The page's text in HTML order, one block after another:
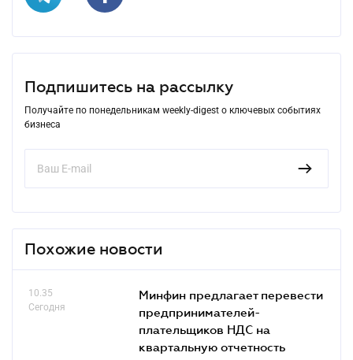
Подпишитесь на рассылку
Получайте по понедельникам weekly-digest о ключевых событиях
бизнеса
Похожие новости
10.35
Сегодня
Минфин предлагает перевести
предпринимателей-
плательщиков НДС на
квартальную отчетность